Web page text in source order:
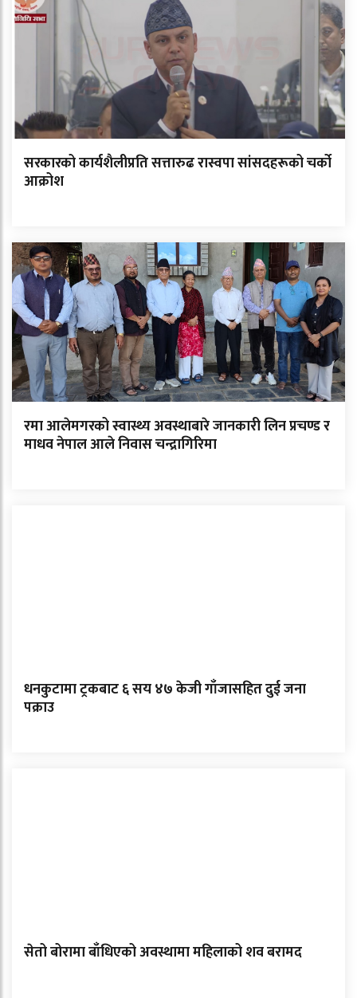
सरकारको कार्यशैलीप्रति सत्तारुढ रास्वपा सांसदहरूको चर्को
आक्रोश
रमा आलेमगरको स्वास्थ्य अवस्थाबारे जानकारी लिन प्रचण्ड र
माधव नेपाल आले निवास चन्द्रागिरिमा
धनकुटामा ट्रकबाट ६ सय ४७ केजी गाँजासहित दुई जना
पक्राउ
सेतो बोरामा बाँधिएको अवस्थामा महिलाको शव बरामद